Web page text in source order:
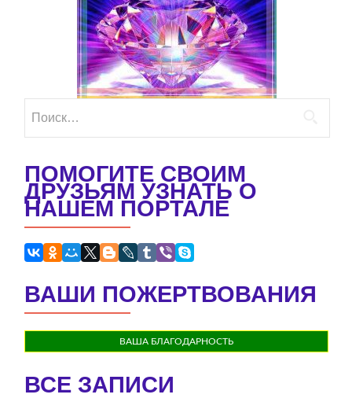
ПОМОГИТЕ СВОИМ
ДРУЗЬЯМ УЗНАТЬ О
НАШЕМ ПОРТАЛЕ
ВАШИ ПОЖЕРТВОВАНИЯ
ВАША БЛАГОДАРНОСТЬ
ВСЕ ЗАПИСИ